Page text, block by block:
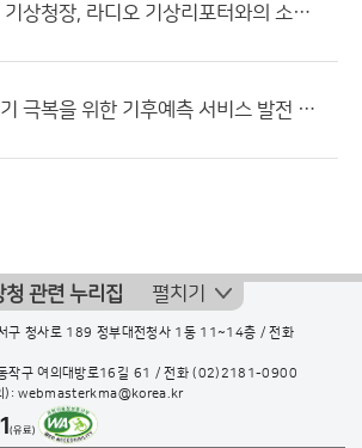
장동언 기상청장, 라디오 기상리포터와의 소통 간담회
기후위기 극복을 위한 기후예측 서비스 발전 방안 토론회
청 관련 누리집 펼치기
구 청사로 189 정부대전청사 1동 11~14층 / 전화
작구 여의대방로16길 61 / 전화(02)2181-0900
): webmasterkma@korea.kr